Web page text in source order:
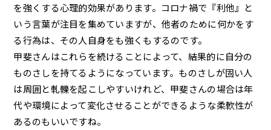
を強くする心理的効果があります。コロナ禍で『利他』と
いう言葉が注目を集めていますが、他者のために何かをす
る行為は、その人自身をも強くもするのです。
甲斐さんはこれらを続けることによって、結果的に自分の
ものさしを持てるようになっています。ものさしが固い人
は周囲と軋轢を起こしやすいけれど、甲斐さんの場合は年
代や環境によって変化させることができるような柔軟性が
あるのもいいですね。